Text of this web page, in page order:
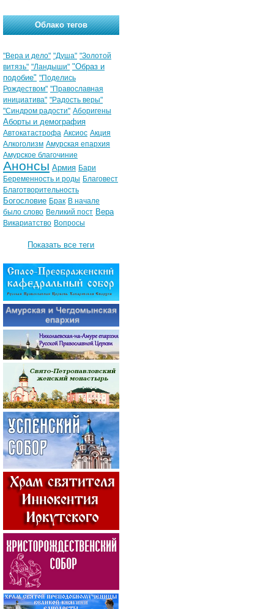
Облако тегов
"Вера и дело" "Душа" "Золотой
витязь" "Ландыши" "Образ и
подобие" "Поделись
Рождеством" "Православная
инициатива" "Радость веры"
"Синдром радости" Аборигены
Аборты и демография
Автокатастрофа Аксиос Акция
Алкоголизм Амурская епархия
Амурское благочиние
Анонсы Армия Бари
Беременность и роды Благовест
Благотворительность
Богословие Брак В начале
было слово Великий пост Вера
Викариатство Вопросы
Показать все теги